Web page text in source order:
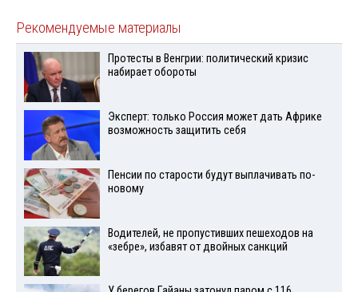
Рекомендуемые материалы
Протесты в Венгрии: политический кризис
набирает обороты
Эксперт: только Россия может дать Африке
возможность защитить себя
Пенсии по старости будут выплачивать по-
новому
Водителей, не пропустивших пешеходов на
«зебре», избавят от двойных санкций